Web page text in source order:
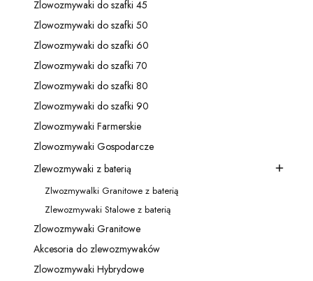
Kategoria - Zlowozmywaki do szafki 45
Zlowozmywaki do szafki 45
Kategoria - Zlowozmywaki do szafki 50
Zlowozmywaki do szafki 50
Kategoria - Zlowozmywaki do szafki 60
Zlowozmywaki do szafki 60
Kategoria - Zlowozmywaki do szafki 70
Zlowozmywaki do szafki 70
Kategoria - Zlowozmywaki do szafki 80
Zlowozmywaki do szafki 80
Kategoria - Zlowozmywaki do szafki 90
Zlowozmywaki do szafki 90
Kategoria - Zlowozmywaki Farmerskie
Zlowozmywaki Farmerskie
Kategoria - Zlowozmywaki Gospodarcze
Zlowozmywaki Gospodarcze
Kategoria - Zlewozmywaki z baterią
Zlewozmywaki z baterią
Kategoria - Zlwozmywalki Granitowe z baterią
Zlwozmywalki Granitowe z baterią
Kategoria - Zlewozmywaki Stalowe z baterią
Zlewozmywaki Stalowe z baterią
Kategoria - Zlowozmywaki Granitowe
Zlowozmywaki Granitowe
Kategoria - Akcesoria do zlewozmywaków
Akcesoria do zlewozmywaków
Kategoria - Zlowozmywaki Hybrydowe
Zlowozmywaki Hybrydowe